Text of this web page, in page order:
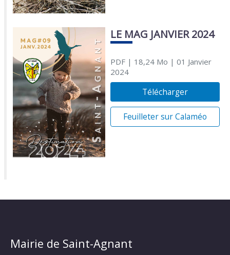
LE MAG JANVIER 2024
PDF| 18,24 Mo | 01 Janvier
2024
Télécharger
Feuilleter sur Calaméo
Mairie de Saint-Agnant